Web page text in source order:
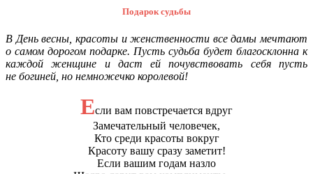
Подарок судьбы
В День весны, красоты и женственности все дамы мечтают
о самом дорогом подарке. Пусть судьба будет благосклонна к
каждой женщине и даст ей почувствовать себя пусть
не богиней, но немножечко королевой!
Если вам повстречается вдруг
Замечательный человечек,
Кто среди красоты вокруг
Красоту вашу сразу заметит!
Если вашим годам назло